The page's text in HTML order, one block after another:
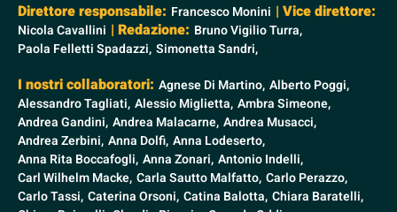
Direttore responsabile: Francesco Monini | Vice direttore:
Nicola Cavallini | Redazione: Bruno Vigilio Turra,
Paola Felletti Spadazzi, Simonetta Sandri,
I nostri collaboratori: Agnese Di Martino, Alberto Poggi,
Alessandro Tagliati, Alessio Miglietta, Ambra Simeone,
Andrea Gandini, Andrea Malacarne, Andrea Musacci,
Andrea Zerbini, Anna Dolfi, Anna Lodeserto,
Anna Rita Boccafogli, Anna Zonari, Antonio Indelli,
Carl Wilhelm Macke, Carla Sautto Malfatto, Carlo Perazzo,
Carlo Tassi, Caterina Orsoni, Catina Balotta, Chiara Baratelli,